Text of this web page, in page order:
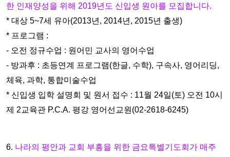
한 인재양성을 위해 2019년도 신입생 원아를 모집합니다.
* 대상 5~7세 유아(2013년, 2014년, 2015년 출생)
* 프로그램 :
- 오전 정규수업 : 원어민 교사의 영어수업
- 방과후 : 초등연계 프로그램(한글, 수학), 구속사, 영어리딩,
체육, 과학, 통합미술수업
* 신입생 입학 설명회 및 원서 접수 : 11월 24일(토) 오전 10시
제 2교육관 P.C.A. 평강 영어선교원(02-2618-6245)
6. 나라의 평안과 교회 부흥을 위한 금요특별기도회가 매주